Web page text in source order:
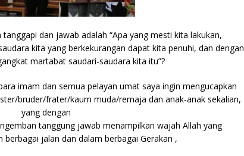
dan jawab adalah “Apa yang mesti kita lakukan,
kita yang berkekurangan dapat kita penuhi, dan dengan
martabat saudari-saudara kita itu”?
imam dan semua pelayan umat saya ingin mengucapkan
bruder/frater/kaum muda/remaja dan anak-anak sekalian,
yang dengan
tanggung jawab menampilkan wajah Allah yang
berbagai jalan dan dalam berbagai Gerakan ,